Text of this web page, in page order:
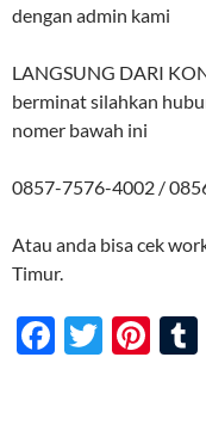
dengan admin kami
LANGSUNG DARI
berminat silahkan
nomer bawah ini
0857-7576-4002 /
Atau anda bisa cek
Timur.
F
T
Pi